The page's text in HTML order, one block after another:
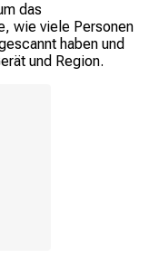
das
wie viele Personen
haben und
und Region.